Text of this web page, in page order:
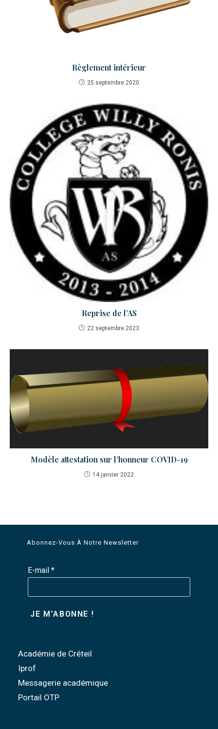
Règlement intérieur
25 septembre 2020
Reprise de l’AS
22 septembre 2023
Modèle attestation sur l’honneur COVID-19
14 janvier 2022
Abonnez-Vous À Notre Newsletter
E-mail*
Académie de Créteil
Iprof
Messagerie académique
Portail OTP